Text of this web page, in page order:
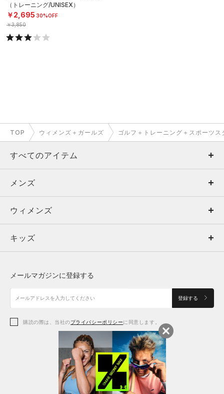
（トレーニング/UNISEX）
￥2,695 30%OFF
￥3,850
TOP ウィメンズ＋ガールズ ゴルフ＋トレーニング＋スポーツス
すべてのアイテム
メンズ
ウィメンズ
キッズ
アクセサリー
メンズ
トップス
ボトムス
アクセサリー
ウィメンズ
トップス
シューズ
アクセサリー
レギンス＆タイツ
キッズ
シューズ
メールマガジンに登録する
登録する
購読の際は、当社のプライバシーポリシーに同意します。